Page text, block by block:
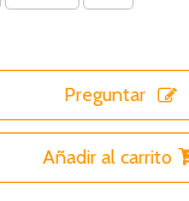
Preguntar
Añadir al carrito